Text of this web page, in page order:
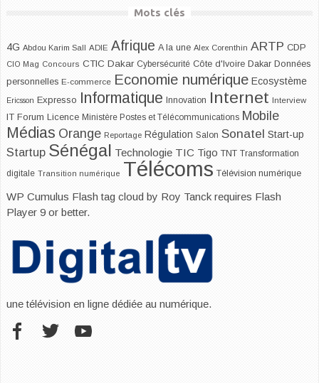
Mots clés
4G Abdou Karim Sall ADIE Afrique A la une Alex Corenthin ARTP CDP
CIO Mag Concours CTIC Dakar Cybersécurité Côte d'Ivoire Dakar Données
personnelles E-commerce Economie numérique Ecosystème
Ericsson Expresso Informatique Innovation Internet Interview
IT Forum Licence Ministère Postes et Télécommunications Mobile
Médias Orange Reportage Régulation Salon Sonatel Start-up
Startup Sénégal Technologie TIC Tigo TNT Transformation
digitale Transition numérique Télécoms Télévision numérique
WP Cumulus Flash tag cloud by Roy Tanck requires Flash
Player 9 or better.
une télévision en ligne dédiée au numérique.